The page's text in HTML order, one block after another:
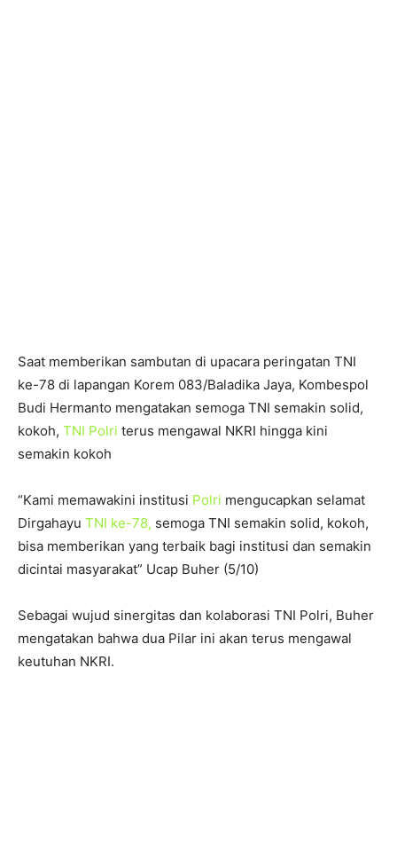
Saat memberikan sambutan di upacara peringatan TNI
ke-78 di lapangan Korem 083/Baladika Jaya, Kombespol
Budi Hermanto mengatakan semoga TNI semakin solid,
kokoh, TNI Polri terus mengawal NKRI hingga kini
semakin kokoh
“Kami memawakini institusi Polri mengucapkan selamat
Dirgahayu TNI ke-78, semoga TNI semakin solid, kokoh,
bisa memberikan yang terbaik bagi institusi dan semakin
dicintai masyarakat” Ucap Buher (5/10)
Sebagai wujud sinergitas dan kolaborasi TNI Polri, Buher
mengatakan bahwa dua Pilar ini akan terus mengawal
keutuhan NKRI.